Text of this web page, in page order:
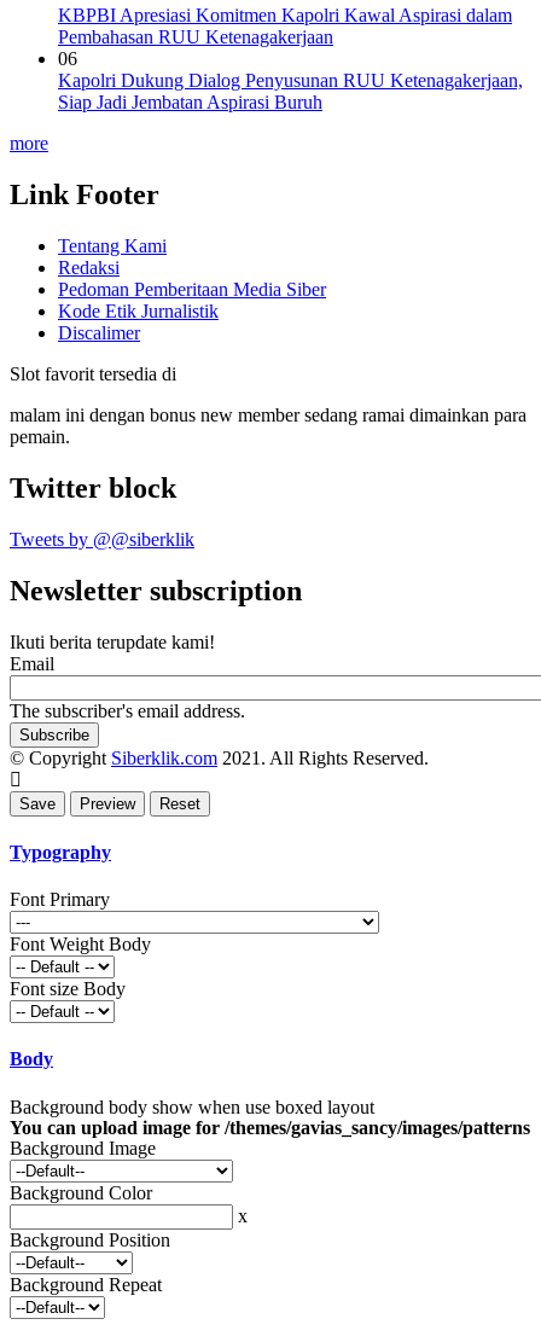
KBPBI Apresiasi Komitmen Kapolri Kawal Aspirasi dalam
Pembahasan RUU Ketenagakerjaan
06
Kapolri Dukung Dialog Penyusunan RUU Ketenagakerjaan,
Siap Jadi Jembatan Aspirasi Buruh
more
Link Footer
Tentang Kami
Redaksi
Pedoman Pemberitaan Media Siber
Kode Etik Jurnalistik
Discalimer
Slot favorit tersedia di
malam ini dengan bonus new member sedang ramai dimainkan para
pemain.
Twitter block
Tweets by @@siberklik
Newsletter subscription
Ikuti berita terupdate kami!
Email
The subscriber's email address.
© Copyright Siberklik.com 2021. All Rights Reserved.
Typography
Font Primary
Font Weight Body
Font size Body
Body
Background body show when use boxed layout
You can upload image for /themes/gavias_sancy/images/patterns
Background Image
Background Color
x
Background Position
Background Repeat